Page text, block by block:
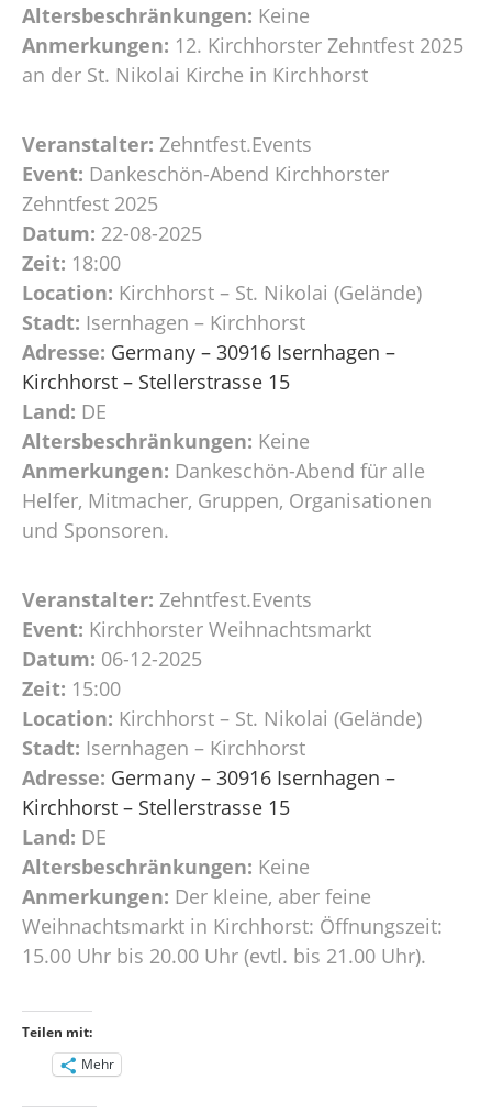
Altersbeschränkungen: Keine
Anmerkungen: 12. Kirchhorster Zehntfest 2025
an der St. Nikolai Kirche in Kirchhorst
Veranstalter: Zehntfest.Events
Event: Dankeschön-Abend Kirchhorster
Zehntfest 2025
Datum: 22-08-2025
Zeit: 18:00
Location: Kirchhorst – St. Nikolai (Gelände)
Stadt: Isernhagen – Kirchhorst
Adresse: Germany – 30916 Isernhagen –
Kirchhorst – Stellerstrasse 15
Land: DE
Altersbeschränkungen: Keine
Anmerkungen: Dankeschön-Abend für alle
Helfer, Mitmacher, Gruppen, Organisationen
und Sponsoren.
Veranstalter: Zehntfest.Events
Event: Kirchhorster Weihnachtsmarkt
Datum: 06-12-2025
Zeit: 15:00
Location: Kirchhorst – St. Nikolai (Gelände)
Stadt: Isernhagen – Kirchhorst
Adresse: Germany – 30916 Isernhagen –
Kirchhorst – Stellerstrasse 15
Land: DE
Altersbeschränkungen: Keine
Anmerkungen: Der kleine, aber feine
Weihnachtsmarkt in Kirchhorst: Öffnungszeit:
15.00 Uhr bis 20.00 Uhr (evtl. bis 21.00 Uhr).
Teilen mit:
Mehr